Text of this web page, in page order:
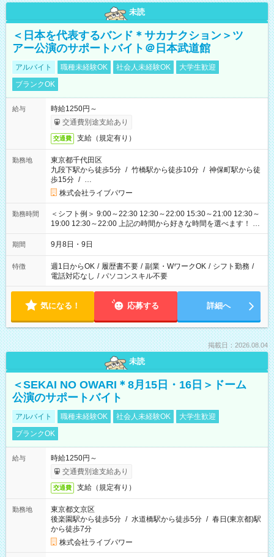
未読
＜日本を代表するバンド＊サカナクション＞ツ
アー公演のサポートバイト＠日本武道館
アルバイト 職種未経験OK 社会人未経験OK
大学生歓迎
ブランクOK
給与
時給1250円～
交通費別途支給あり
交通費 支給（規定有り）
勤務地
東京都千代田区
九段下駅から徒歩5分 / 竹橋駅から徒歩10分 / 神保町駅から徒
歩15分 / …
株式会社ライブパワー
勤務時間
＜シフト例＞ 9:00～22:30 12:30～22:00 15:30～21:00 12:30～
19:00 12:30～22:00 上記の時間から好きな時間を選べます！ ※
時間は変更となる可能性があります
期間 9月8日・9日
特徴 週1日からOK / 履歴書不要 / 副業・WワークOK / シフト勤務 /
電話対応なし / パソコンスキル不要
気になる！ 応募する 詳細へ
掲載日：2026.08.04
未読
＜SEKAI NO OWARI＊8月15日・16日＞ドーム
公演のサポートバイト
アルバイト 職種未経験OK 社会人未経験OK
大学生歓迎
ブランクOK
給与
時給1250円～
交通費別途支給あり
交通費 支給（規定有り）
勤務地
東京都文京区
後楽園駅から徒歩5分 / 水道橋駅から徒歩5分 / 春日(東京都)駅
から徒歩7分
株式会社ライブパワー